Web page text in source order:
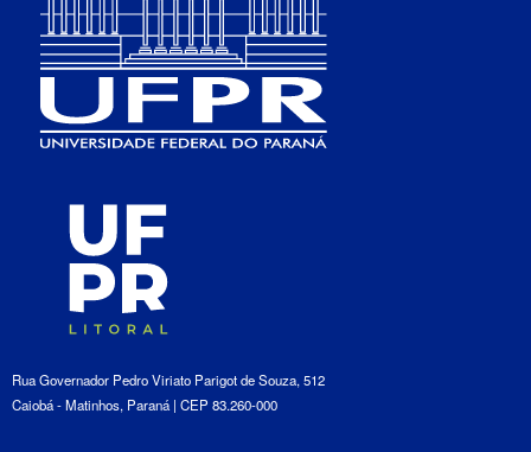
Rua Governador Pedro Viriato Parigot de Souza, 512
Caiobá - Matinhos, Paraná | CEP 83.260-000